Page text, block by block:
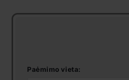
Paėmimo vieta: